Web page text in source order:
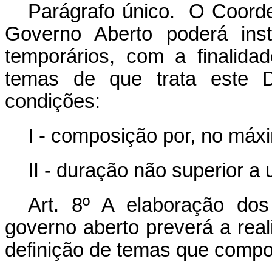
Parágrafo único. O
Governo Aberto poderá
temporários, com a
temas de que trata este
condições:
I - composição por, no
II - duração não superior a
Art. 8º A elaboração
governo aberto preverá a
definição de temas que